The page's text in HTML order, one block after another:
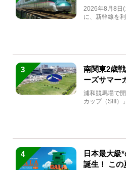
急券も解説
2026年8月8日
に、新幹線を
3
南関東2歳
ーズサマー
馬と見どこ
浦和競馬場で
カップ（SIII）
4
日本最大級
誕生！ こ